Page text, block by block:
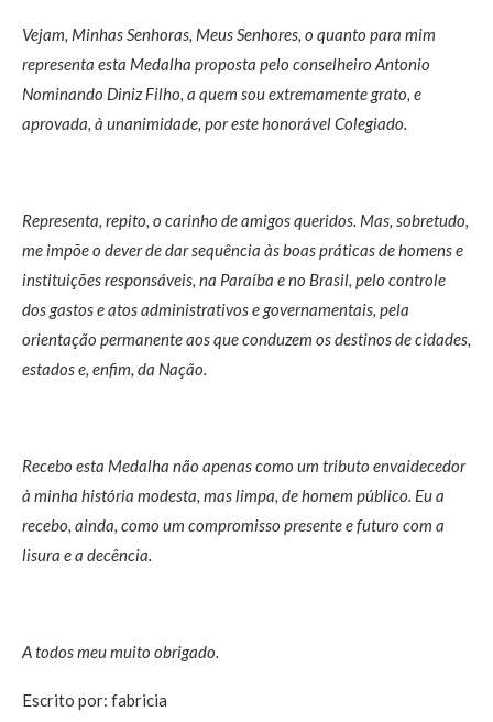
Vejam, Minhas Senhoras, Meus Senhores, o quanto para mim
representa esta Medalha proposta pelo conselheiro Antonio
Nominando Diniz Filho, a quem sou extremamente grato, e
aprovada, à unanimidade, por este honorável Colegiado.
Representa, repito, o carinho de amigos queridos. Mas, sobretudo,
me impõe o dever de dar sequência às boas práticas de homens e
instituições responsáveis, na Paraíba e no Brasil, pelo controle
dos gastos e atos administrativos e governamentais, pela
orientação permanente aos que conduzem os destinos de cidades,
estados e, enfim, da Nação.
Recebo esta Medalha não apenas como um tributo envaidecedor
à minha história modesta, mas limpa, de homem público. Eu a
recebo, ainda, como um compromisso presente e futuro com a
lisura e a decência.
A todos meu muito obrigado.
Escrito por: fabricia